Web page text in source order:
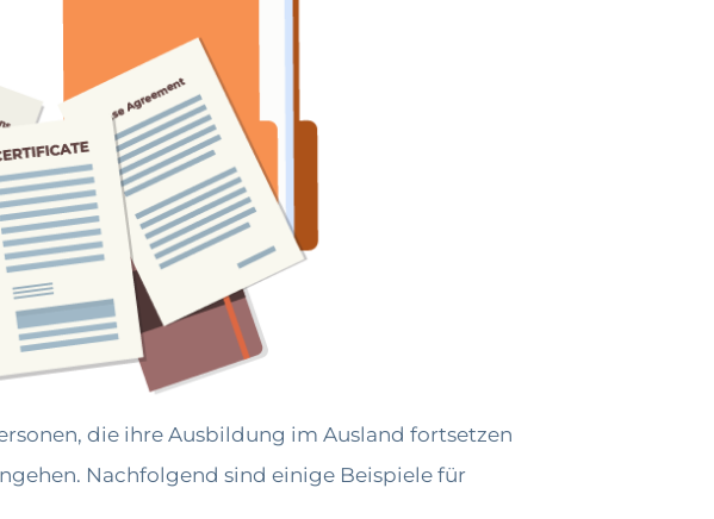
die ihre Ausbildung im Ausland fortsetzen
Nachfolgend sind einige Beispiele für